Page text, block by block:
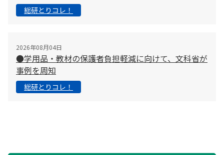
総研とりコレ！
2026年08月04日
●学用品・教材の保護者負担軽減に向けて、文科省が
事例を周知
総研とりコレ！